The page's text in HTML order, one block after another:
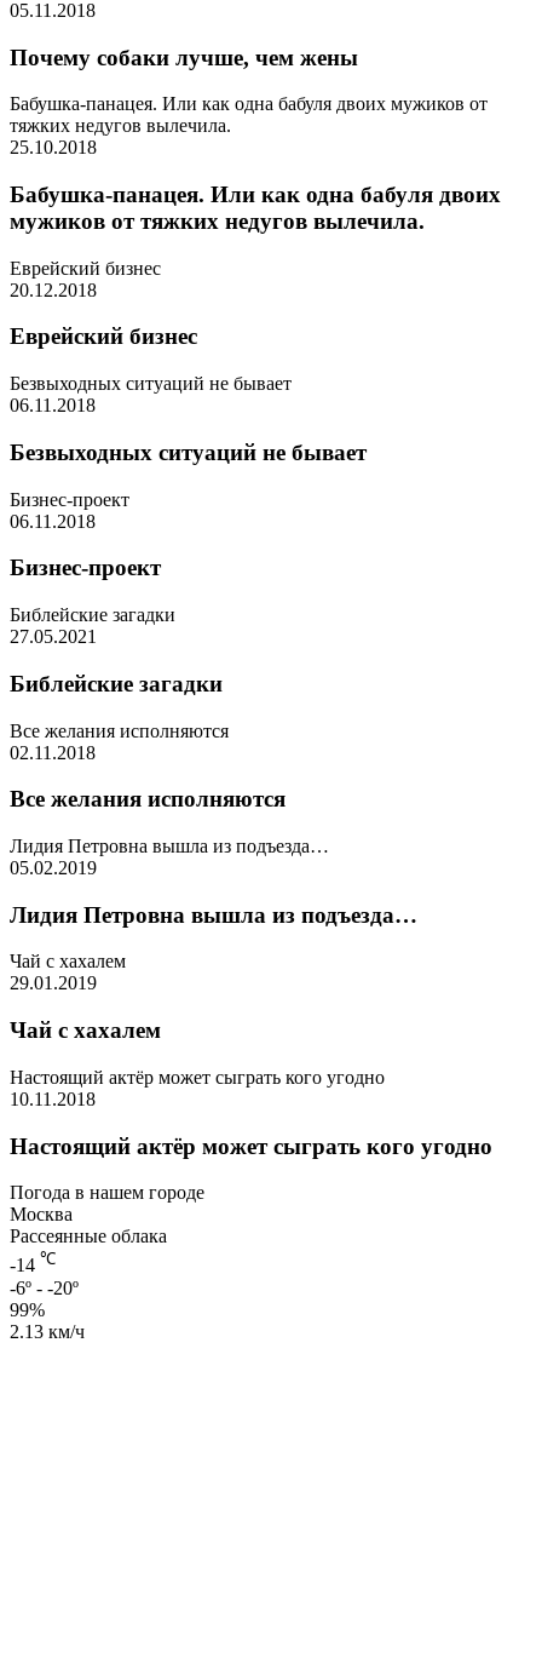
05.11.2018
Почему собаки лучше, чем жены
Бабушка-панацея. Или как одна бабуля двоих мужиков от
тяжких недугов вылечила.
25.10.2018
Бабушка-панацея. Или как одна бабуля двоих
мужиков от тяжких недугов вылечила.
Еврейский бизнес
20.12.2018
Еврейский бизнес
Безвыходных ситуаций не бывает
06.11.2018
Безвыходных ситуаций не бывает
Бизнес-проект
06.11.2018
Бизнес-проект
Библейские загадки
27.05.2021
Библейские загадки
Все желания исполняются
02.11.2018
Все желания исполняются
Лидия Петровна вышла из подъезда…
05.02.2019
Лидия Петровна вышла из подъезда…
Чай с хахалем
29.01.2019
Чай с хахалем
Настоящий актёр может сыграть кого угодно
10.11.2018
Настоящий актёр может сыграть кого угодно
Погода в нашем городе
Москва
Рассеянные облака
-14 ℃
-6º - -20º
99%
2.13 км/ч